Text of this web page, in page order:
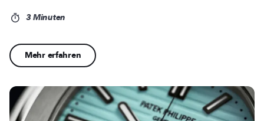
3 Minuten
Mehr erfahren